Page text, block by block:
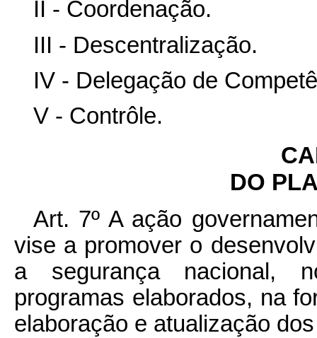
II - Coordenação.
III - Descentralização.
IV - Delegação de
V - Contrôle.
DO
Art. 7º A ação
vise a promover o
a segurança nacional,
programas elaborados, na
elaboração e atualização